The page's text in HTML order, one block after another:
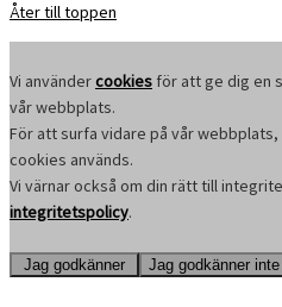
Åter till toppen
Vi användercookies för att ge dig en
vår webbplats.
För att surfa vidare på vår
cookies används.
Vi värnar också om din rätt till
integritetspolicy.
Jag godkänner Jag godkänner inte